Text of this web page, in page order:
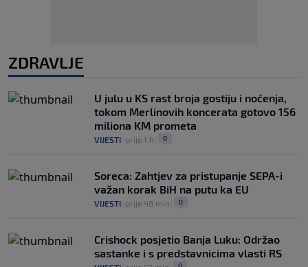
ZDRAVLJE
U julu u KS rast broja gostiju i noćenja,
tokom Merlinovih koncerata gotovo 156
miliona KM prometa
VIJESTI prije 1 h 0
Soreca: Zahtjev za pristupanje SEPA-i
važan korak BiH na putu ka EU
VIJESTI prije 48 min 0
Crishock posjetio Banja Luku: Održao
sastanke i s predstavnicima vlasti RS